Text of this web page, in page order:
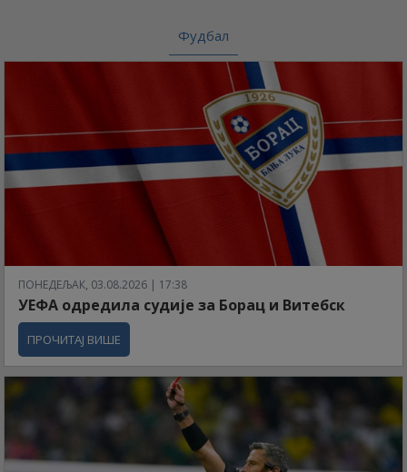
Фудбал
ПОНЕДЕЉАК, 03.08.2026 | 17:38
УЕФА одредила судије за Борац и Витебск
ПРОЧИТАЈ ВИШЕ